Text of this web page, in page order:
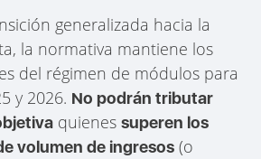
generalizada hacia la
la normativa mantiene los
del régimen de módulos para
y 2026. No podrán tributar
quienessuperen los
volumen de ingresos (o